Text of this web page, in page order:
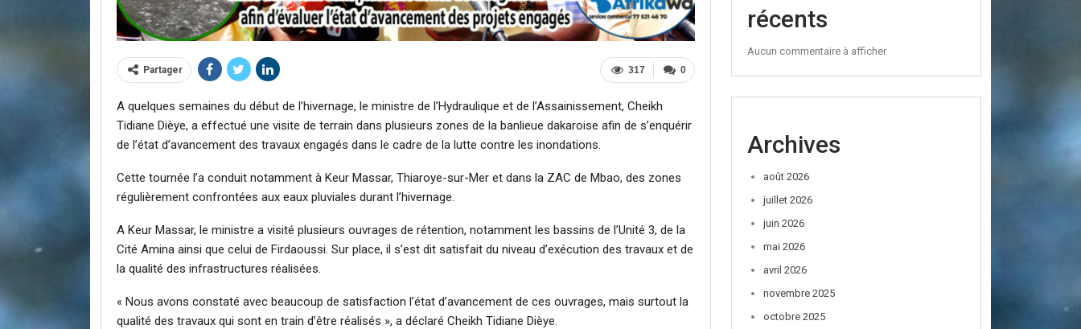
0
317
Partager
A quelques semaines du début de l’hivernage, le ministre de l’Hydraulique et de l’Assainissement, Cheikh
Tidiane Dièye, a effectué une visite de terrain dans plusieurs zones de la banlieue dakaroise afin de s’enquérir
de l’état d’avancement des travaux engagés dans le cadre de la lutte contre les inondations.
Cette tournée l’a conduit notamment à Keur Massar, Thiaroye-sur-Meret dans la ZAC de Mbao, des zones
régulièrement confrontées aux eaux pluviales durant l’hivernage.
A Keur Massar, le ministre a visité plusieurs ouvrages de rétention, notamment les bassins de l’Unité 3, de la
Cité Amina ainsi que celui de Firdaoussi. Sur place, il s’est dit satisfait du niveau d’exécution des travaux et de
la qualité des infrastructures réalisées.
« Nous avons constaté avec beaucoup de satisfaction l’état d’avancement de ces ouvrages, mais surtout la
qualité des travaux qui sont en train d’être réalisés », a déclaré Cheikh Tidiane Dièye.
récents
Aucun commentaire à afficher.
Archives
août 2026
juillet 2026
juin 2026
mai 2026
avril 2026
novembre 2025
octobre 2025